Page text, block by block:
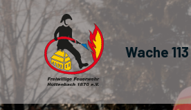
Wache 113